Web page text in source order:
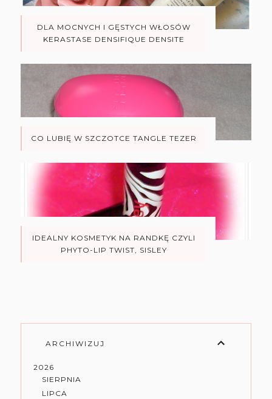
DLA MOCNYCH I GĘSTYCH WŁOSÓW
KERASTASE DENSIFIQUE DENSITE
CO LUBIĘ W SZCZOTCE TANGLE TEZER
IDEALNY KOSMETYK NA RANDKĘ CZYLI
PHYTO-LIP TWIST, SISLEY
ARCHIWIZUJ
2026
SIERPNIA
LIPCA